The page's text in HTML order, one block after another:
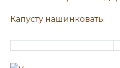
Капусту нашинковать.